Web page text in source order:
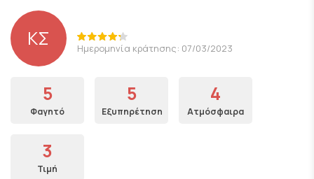
ΚΣ Ημερομηνία κράτησης: 07/03/2023
5
Φαγητό
5
Εξυπηρέτηση
4
Ατμόσφαιρα
3
Τιμή